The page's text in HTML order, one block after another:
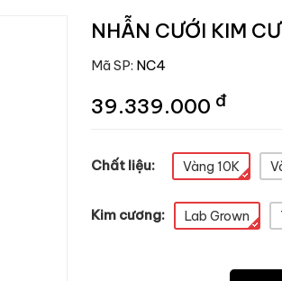
NHẪN CƯỚI KIM
Mã SP: NC4
39.339.000 đ
Chất liệu: Vàng 10K
Kim cương: Lab Grown